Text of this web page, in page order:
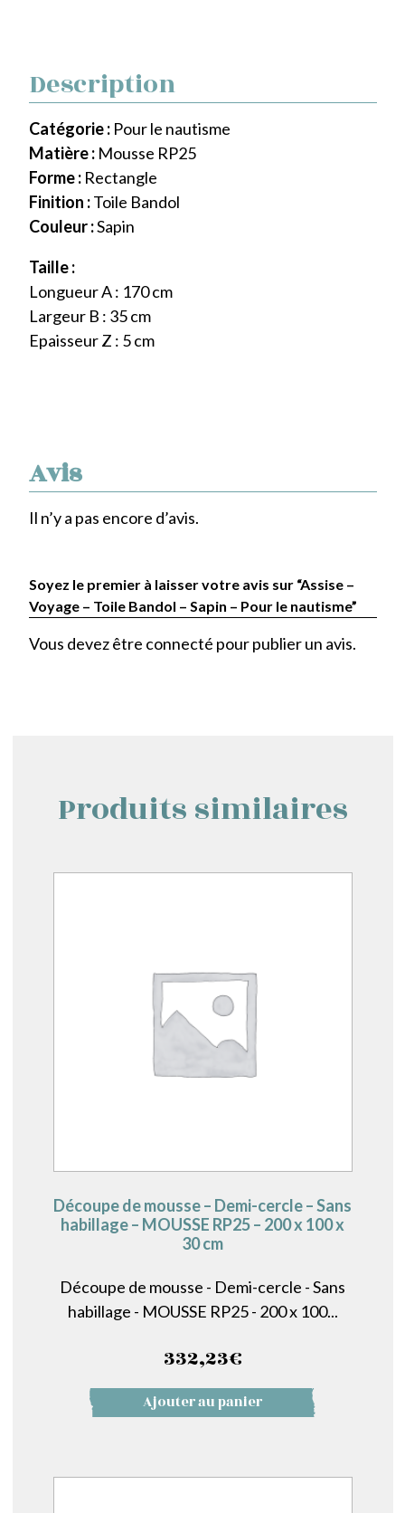
Avis
Il n’y a pas encore d’avis.
Soyez le premier à laisser votre avis sur “Assise –
Voyage – Toile Bandol – Sapin – Pour le nautisme”
Vous devez être connecté pour publier un avis.
Description
Catégorie : Pour le nautisme
Matière : Mousse RP25
Forme : Rectangle
Finition :Toile Bandol
Couleur :Sapin
Taille :
Longueur A : 170 cm
Largeur B : 35 cm
Epaisseur Z : 5 cm
Produits similaires
Découpe de mousse – Demi-cercle – Sans
habillage – MOUSSE RP25 – 200 x 100 x
30 cm
Découpe de mousse - Demi-cercle - Sans
habillage - MOUSSE RP25 - 200 x 100...
332,23€
Ajouter au panier